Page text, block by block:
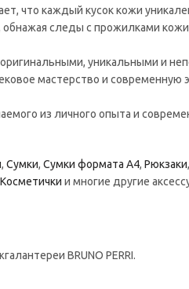
что каждый кусок кожи
следы с прожилками
уникальными и
мастерство и современную
из личного опыта и
, Сумки, Сумки формата А4, Рюкзаки,
Косметички и многие другие
BRUNO PERRI.